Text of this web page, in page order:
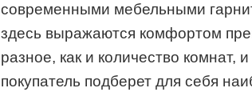
современными мебельными
здесь выражаются комфортом
разное, как и количество комнат,
покупатель подберет для себя